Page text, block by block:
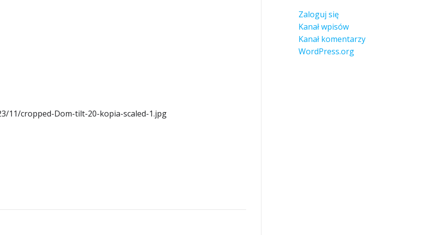
11/cropped-Dom-tilt-20-kopia-scaled-1.jpg
Zaloguj się
Kanał wpisów
Kanał komentarzy
WordPress.org